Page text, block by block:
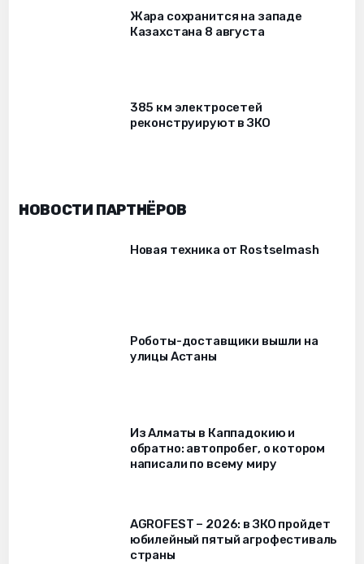
Жара сохранится на западе
Казахстана 8 августа
385 км электросетей
реконструируют в ЗКО
НОВОСТИ ПАРТНЁРОВ
Новая техника от Rostselmash
Роботы-доставщики вышли на
улицы Астаны
Из Алматы в Каппадокию и
обратно: автопробег, о котором
написали по всему миру
AGROFEST – 2026: в ЗКО пройдет
юбилейный пятый агрофестиваль
страны